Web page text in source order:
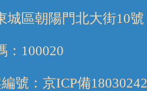
城區朝陽門北大街10號
：100020
編號：京ICP備